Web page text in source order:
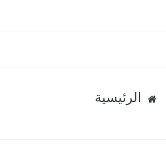
الرئيسية